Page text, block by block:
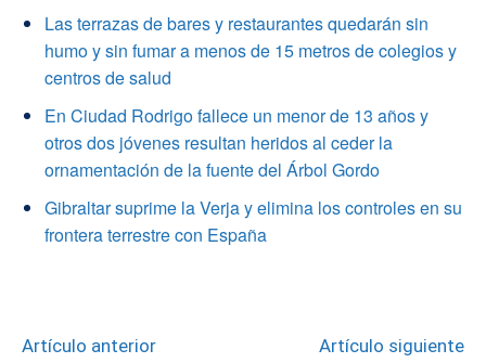
Las terrazas de bares y restaurantes quedarán sin
humo y sin fumar a menos de 15 metros de colegios y
centros de salud
En Ciudad Rodrigo fallece un menor de 13 años y
otros dos jóvenes resultan heridos al ceder la
ornamentación de la fuente del Árbol Gordo
Gibraltar suprime la Verja y elimina los controles en su
frontera terrestre con España
Artículo anterior Artículo siguiente